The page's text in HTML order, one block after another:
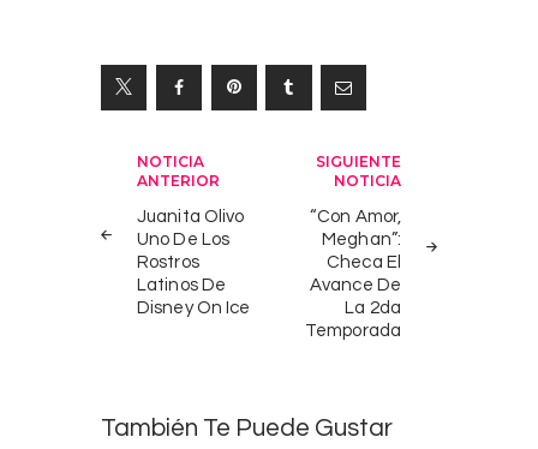
Navegación
entradas
NOTICIA
ANTERIOR
Juanita Olivo
Uno De Los
Rostros
Latinos De
Disney On Ice
SIGUIENTE
NOTICIA
“Con Amor,
Meghan”:
Checa El
Avance De
La 2da
Temporada
También Te Puede Gustar